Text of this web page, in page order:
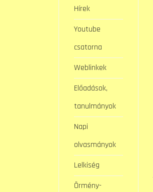
Hírek
Youtube
csatorna
Weblinkek
Előadások,
tanulmányok
Napi
olvasmányok
Lelkiség
Örmény-